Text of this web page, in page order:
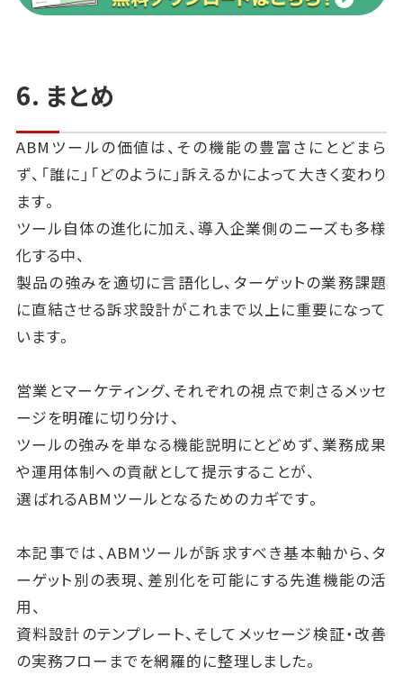
です。
2.マーケ・セールス資料の最新版を社内ポータル等で
3.セールス部門からの現場レポートをマーケ担当が
取りまとめて改善点を抽出
4.改善案をA/Bテスト等で検証し、次回資料に反映
このように、訴求を"運用可能な要素"として扱うこと
で、ツールそのものの価値をより正確に、
より説得力をもって伝えることができるようになりま
す。ABMという戦略的なアプローチにおいて、
訴求のチューニングは継続的な取り組みが求められる
6. まとめ
ABMツールの価値は、その機能の豊富さにとどまら
ず、「誰に」「どのように」訴えるかによって大きく変わり
ます。
ツール自体の進化に加え、導入企業側のニーズも多様
化する中、
製品の強みを適切に言語化し、ターゲットの業務課題
に直結させる訴求設計がこれまで以上に重要になって
います。
営業とマーケティング、それぞれの視点で刺さるメッセ
ージを明確に切り分け、
ツールの強みを単なる機能説明にとどめず、業務成果
や運用体制への貢献として提示することが、
選ばれるABMツールとなるためのカギです。
本記事では、ABMツールが訴求すべき基本軸から、タ
ーゲット別の表現、差別化を可能にする先進機能の活
用、
資料設計のテンプレート、そしてメッセージ検証・改善
の実務フローまでを網羅的に整理しました。